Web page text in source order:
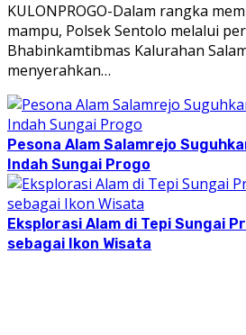
KULONPROGO-Dalam rangka
mampu, Polsek Sentolo melalui
Bhabinkamtibmas Kalurahan
menyerahkan…
Pesona Alam Salamrejo
Indah Sungai Progo
Eksplorasi Alam di Tepi Sungai
sebagai Ikon Wisata